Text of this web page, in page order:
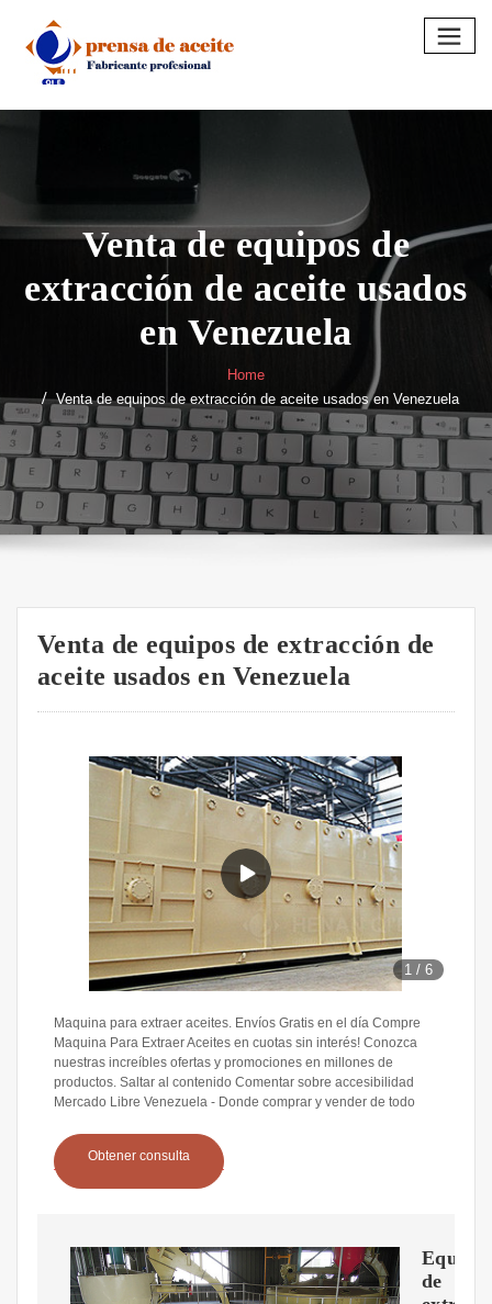
content
Venta de equipos de
extracción de aceite usados
en Venezuela
Home
Venta de equipos de extracción de aceite usados en Venezuela
Venta de equipos de extracción de
aceite usados en Venezuela
1 /6
Maquina para extraer aceites. Envíos Gratis en el día Compre
Maquina Para Extraer Aceites en cuotas sin interés! Conozca
nuestras increíbles ofertas y promociones en millones de
productos. Saltar al contenido Comentar sobre accesibilidad
Mercado Libre Venezuela - Donde comprar y vender de todo
Obtener consulta
de